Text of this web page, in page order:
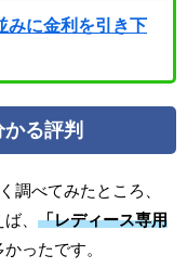
みに金利を引き下
る評判
調べてみたところ、
、 「レディース専用
ったです。